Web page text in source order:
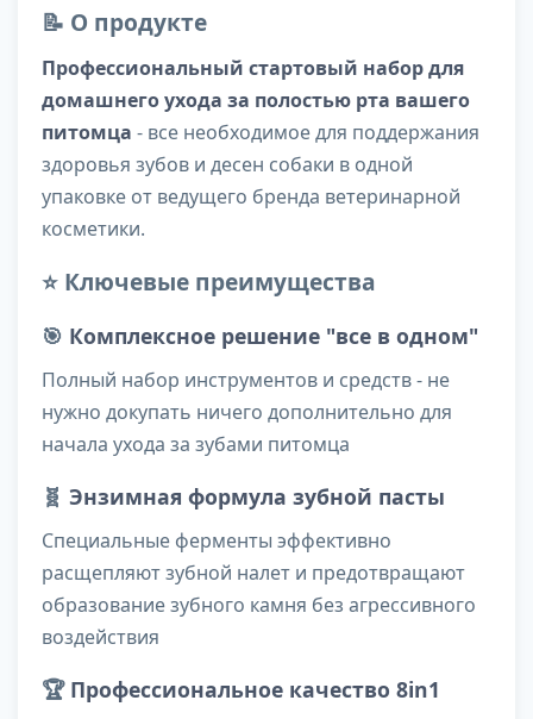
📝 О продукте
Профессиональный стартовый набор для
домашнего ухода за полостью рта вашего
питомца - все необходимое для поддержания
здоровья зубов и десен собаки в одной
упаковке от ведущего бренда ветеринарной
косметики.
⭐ Ключевые преимущества
🎯 Комплексное решение "все в одном"
Полный набор инструментов и средств - не
нужно докупать ничего дополнительно для
начала ухода за зубами питомца
🧬 Энзимная формула зубной пасты
Специальные ферменты эффективно
расщепляют зубной налет и предотвращают
образование зубного камня без агрессивного
воздействия
🏆 Профессиональное качество 8in1